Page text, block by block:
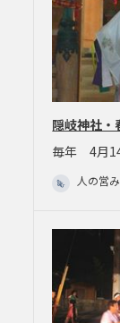
隠岐神社・
毎年 4月
人の営